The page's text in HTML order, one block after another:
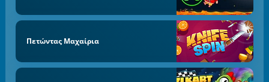
Πετώντας Μαχαίρια